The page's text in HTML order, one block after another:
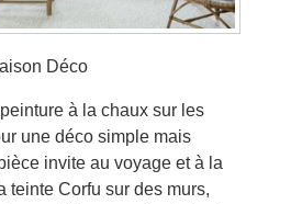
Déco
à la chaux sur les
une déco simple mais
invite au voyage et à la
teinte Corfu sur des murs,